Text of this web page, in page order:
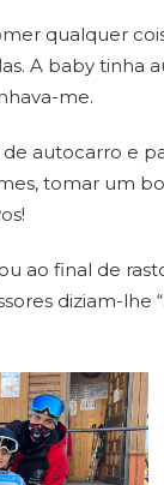
qualquer
A baby tinha
me.
autocarro e
tomar um
ao final de
diziam-lhe